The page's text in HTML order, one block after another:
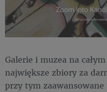
Galerie i muzea na
największe zbiory za
przy tym